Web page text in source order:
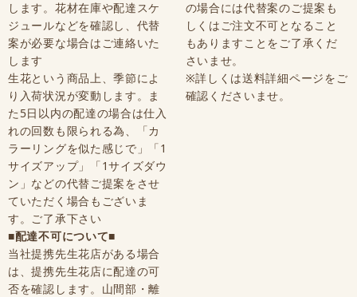
します。花材在庫や配達スケ
ジュールなどを確認し、代替
案が必要な場合はご連絡いた
します
生花という商品上、季節によ
り入荷状況が変動します。ま
た5日以内の配達の場合は仕入
れの回数も限られる為、「カ
ラーリングを似た感じで」「1
サイズアップ」「1サイズダウ
ン」などの代替ご提案をさせ
ていただく場合もございま
す。ご了承下さい
■配達不可について■
当社提携先生花店がある場合
は、提携先生花店に配達の可
否を確認します。山間部・離
の場合には代替案のご提案も
しくはご注文不可となること
もありますことをご了承くだ
さいませ。
※詳しくは送料詳細ページをご
確認くださいませ。